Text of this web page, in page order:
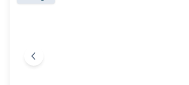
Fyrri mynd